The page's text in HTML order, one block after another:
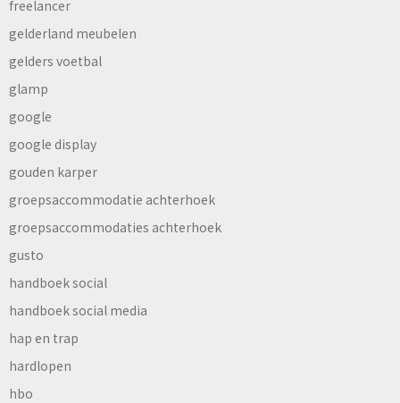
freelancer
gelderland meubelen
gelders voetbal
glamp
google
google display
gouden karper
groepsaccommodatie achterhoek
groepsaccommodaties achterhoek
gusto
handboek social
handboek social media
hap en trap
hardlopen
hbo